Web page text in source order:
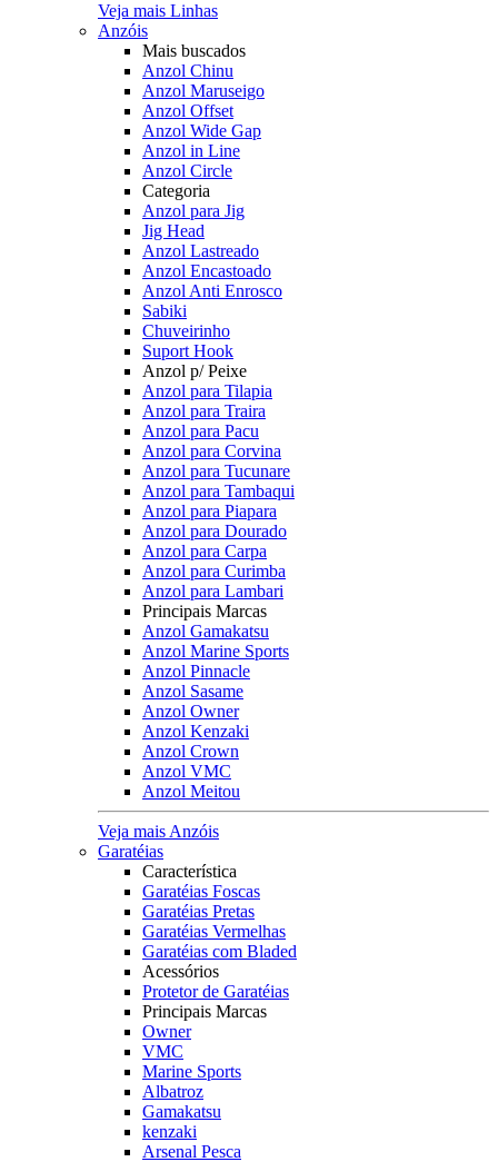
Veja mais Linhas
Anzóis
Mais buscados
Anzol Chinu
Anzol Maruseigo
Anzol Offset
Anzol Wide Gap
Anzol in Line
Anzol Circle
Categoria
Anzol para Jig
Jig Head
Anzol Lastreado
Anzol Encastoado
Anzol Anti Enrosco
Sabiki
Chuveirinho
Suport Hook
Anzol p/ Peixe
Anzol para Tilapia
Anzol para Traira
Anzol para Pacu
Anzol para Corvina
Anzol para Tucunare
Anzol para Tambaqui
Anzol para Piapara
Anzol para Dourado
Anzol para Carpa
Anzol para Curimba
Anzol para Lambari
Principais Marcas
Anzol Gamakatsu
Anzol Marine Sports
Anzol Pinnacle
Anzol Sasame
Anzol Owner
Anzol Kenzaki
Anzol Crown
Anzol VMC
Anzol Meitou
Veja mais Anzóis
Garatéias
Característica
Garatéias Foscas
Garatéias Pretas
Garatéias Vermelhas
Garatéias com Bladed
Acessórios
Protetor de Garatéias
Principais Marcas
Owner
VMC
Marine Sports
Albatroz
Gamakatsu
kenzaki
Arsenal Pesca